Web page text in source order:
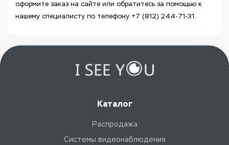
оформите заказ на сайте или обратитесь за помощью к
нашему специалисту по телефону +7 (812) 244-71-31.
Каталог
Распродажа
Системы видеонаблюдения